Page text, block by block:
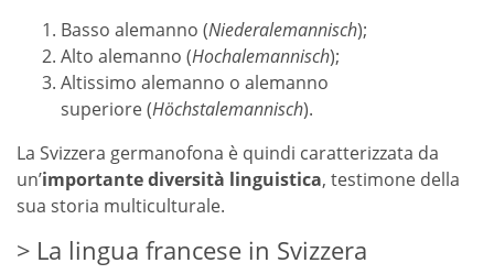
Basso alemanno (Niederalemannisch);
Alto alemanno (Hochalemannisch);
Altissimo alemanno o alemanno
superiore (Höchstalemannisch).
La Svizzera germanofona è quindi caratterizzata da
un’importante diversità linguistica, testimone della
sua storia multiculturale.
La lingua francese in Svizzera